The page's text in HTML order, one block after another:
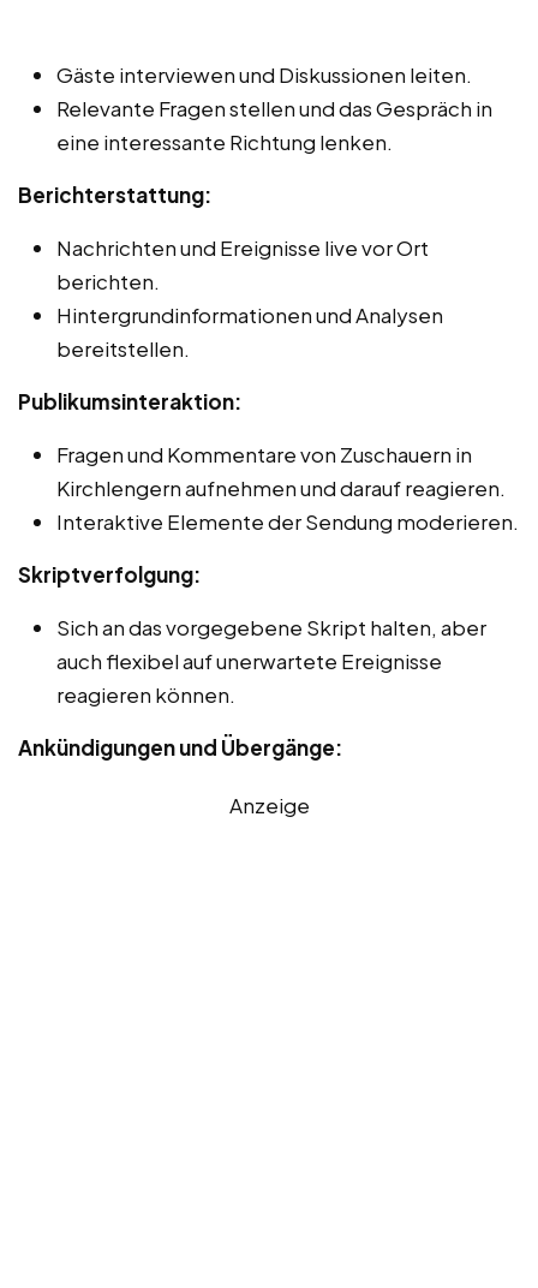
Gäste interviewen und Diskussionen leiten.
Relevante Fragen stellen und das Gespräch in
eine interessante Richtung lenken.
Berichterstattung:
Nachrichten und Ereignisse live vor Ort
berichten.
Hintergrundinformationen und Analysen
bereitstellen.
Publikumsinteraktion:
Fragen und Kommentare von Zuschauern in
Kirchlengern aufnehmen und darauf reagieren.
Interaktive Elemente der Sendung moderieren.
Skriptverfolgung:
Sich an das vorgegebene Skript halten, aber
auch flexibel auf unerwartete Ereignisse
reagieren können.
Ankündigungen und Übergänge:
Anzeige